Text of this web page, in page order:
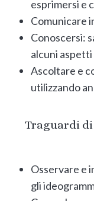
esprimersi e
Comunicare
Conoscersi:
alcuni
Ascoltare e
utilizzando
Traguardi
Osservare e
gli